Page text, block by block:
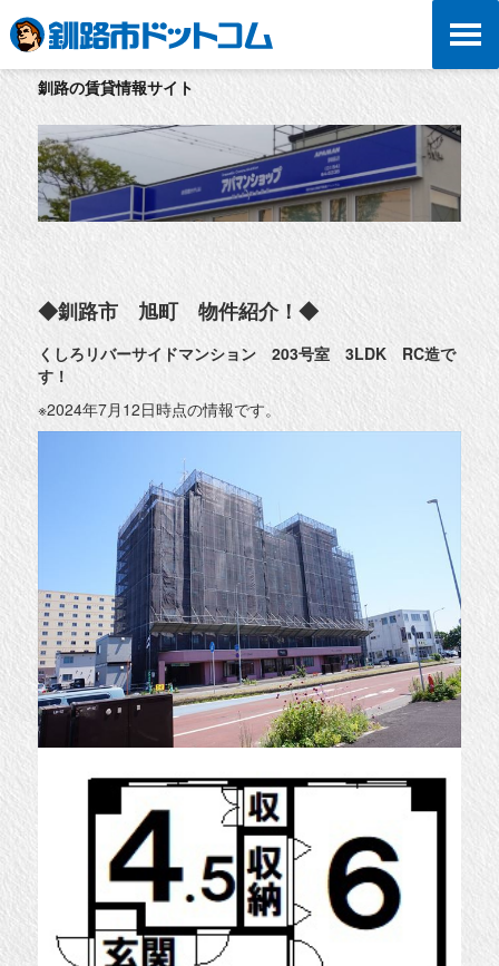
釧路の賃貸情報サイト
◆釧路市 旭町 物件紹介！◆
くしろリバーサイドマンション 203号室 3LDK RC造で
す！
※2024年7月12日時点の情報です。